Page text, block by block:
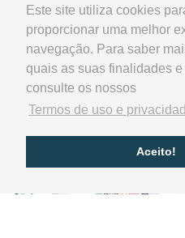
Este site utiliza cookies
proporcionar uma melhor
navegação. Para saber
quais as suas finalidades
consulte os nossos
Termos de uso e
Aceito!
HOME
PRODUTOS
APOIO AO CLIENTE
Desenvolvido por arentia
Cofinanciado por: